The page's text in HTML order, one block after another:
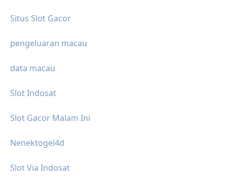
Situs Slot Gacor
pengeluaran macau
data macau
Slot Indosat
Slot Gacor Malam Ini
Nenektogel4d
Slot Via Indosat